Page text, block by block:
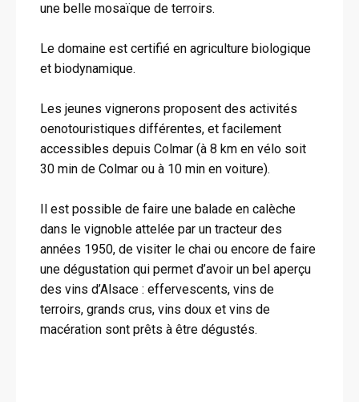
une belle mosaïque de terroirs.
Le domaine est certifié en agriculture biologique
et biodynamique.
Les jeunes vignerons proposent des activités
oenotouristiques différentes, et facilement
accessibles depuis Colmar (à 8 km en vélo soit
30 min de Colmar ou à 10 min en voiture).
Il est possible de faire une balade en calèche
dans le vignoble attelée par un tracteur des
années 1950, de visiter le chai ou encore de faire
une dégustation qui permet d’avoir un bel aperçu
des vins d’Alsace : effervescents, vins de
terroirs, grands crus, vins doux et vins de
macération sont prêts à être dégustés.